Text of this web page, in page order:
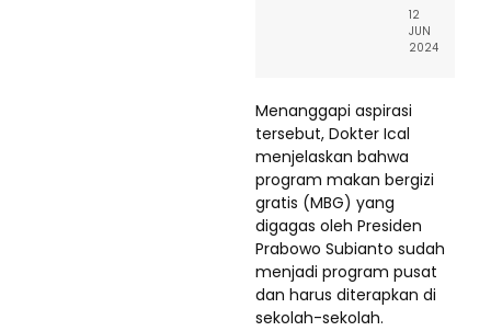
12
JUN
2024
Menanggapi aspirasi
tersebut, Dokter Ical
menjelaskan bahwa
program makan bergizi
gratis (MBG) yang
digagas oleh Presiden
Prabowo Subianto sudah
menjadi program pusat
dan harus diterapkan di
sekolah-sekolah.